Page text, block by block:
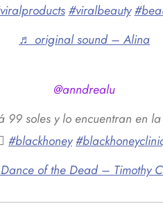
#viralbeauty
♬ original sound – Alina
@anndrealu
99 soles y lo encuentran en
#blackhoney
of the Dead – Timothy